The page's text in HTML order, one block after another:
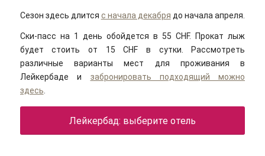
Сезон здесь длится с начала декабря до начала апреля.
Ски-пасс на 1 день обойдется в 55 CHF. Прокат лыж
будет стоить от 15 CHF в сутки. Рассмотреть
различные варианты мест для проживания в
Лейкербаде и забронировать подходящий можно
здесь
Лейкербад: выберите отель